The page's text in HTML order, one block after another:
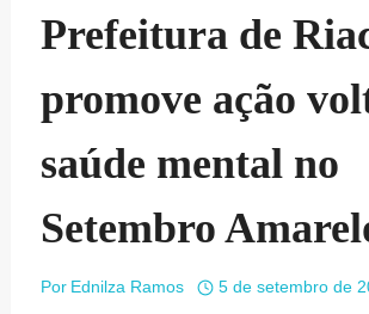
Prefeitura de
promove ação
saúde mental no
Setembro
Por Ednilza Ramos 5 de setembro de